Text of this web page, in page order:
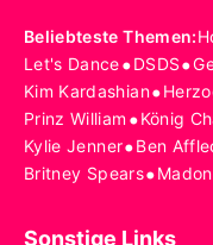
Beliebteste Themen:
Let's Dance•DSDS•
Kim Kardashian•
Prinz William •König
Kylie Jenner•Ben
Britney Spears•
Sonstige Links